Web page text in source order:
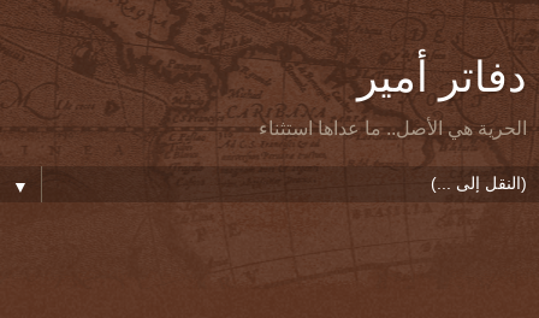
دفاتر أمير
الحرية هي الأصل.. ما عداها استثناء
▼